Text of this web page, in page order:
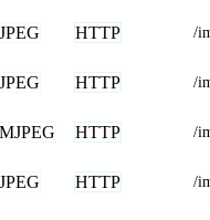
JPEG HTTP /
JPEG HTTP /
MJPEG HTTP /
JPEG HTTP /